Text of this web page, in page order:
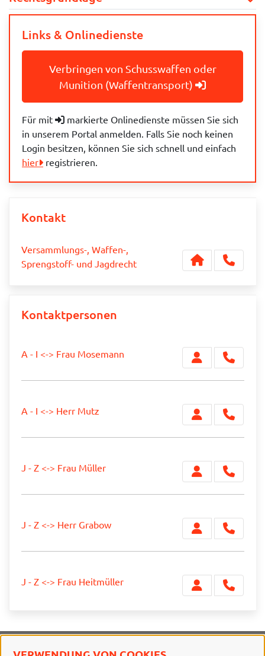
Links & Onlinedienste
Verbringen von Schusswaffen oder
Munition (Waffentransport)
Für mit
markierte Onlinedienste müssen Sie sich
in unserem Portal anmelden. Falls Sie noch keinen
Login besitzen, können Sie sich schnell und einfach
hier
registrieren.
Kontakt
Versammlungs-, Waffen-,
Sprengstoff- und Jagdrecht
Kontaktpersonen
A - I <-> Frau Mosemann
A - I <-> Herr Mutz
J - Z <-> Frau Müller
J - Z <-> Herr Grabow
J - Z <-> Frau Heitmüller